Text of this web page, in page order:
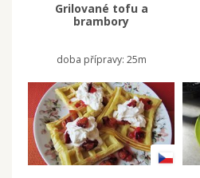
Grilované tofu a
brambory
doba přípravy: 25m